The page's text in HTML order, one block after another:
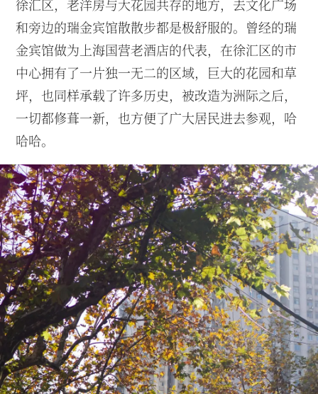
徐汇区，老洋房与大花园共存的地方，去文化广场
和旁边的瑞金宾馆散散步都是极舒服的。曾经的瑞
金宾馆做为上海国营老酒店的代表，在徐汇区的市
中心拥有了一片独一无二的区域，巨大的花园和草
坪，也同样承载了许多历史，被改造为洲际之后，
一切都修葺一新，也方便了广大居民进去参观，哈
哈哈。